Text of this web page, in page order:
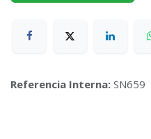
Referencia Interna: SN659